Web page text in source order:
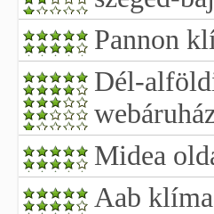
Pannon
Dél-
Midea
Aab